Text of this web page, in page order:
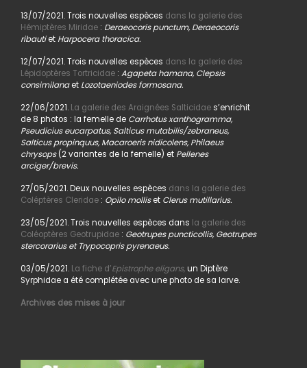
13/07/2021. Trois nouvelles espèces dans la galerie des
Hémiptères Miridae: Deraeocoris punctum, Deraeocoris
ribautiet Harpocera thoracica.
12/07/2021. Trois nouvelles espèces dans la galerie des
Lépidoptères Tortricidae: Agapeta hamana, Clepsis
consimilanaet Lozotaeniodes formosana.
22/06/2021. La galerie des Araignées Salticidaes’enrichit
de 8 photos : la femelle de Carrhotus xanthogramma,
Pseudicius eucarpatus, Salticus mutabilis/zebraneus,
Salticus propinquus, Macaroeris nidicolens, Philaeus
chrysops(2 variantes de la femelle) et Pellenes
arciger/brevis.
27/05/2021. Deux nouvelles espèces dans la galerie des
Coléptères Cleridae: Opilo molliset Clerus mutillarius.
23/05/2021. Trois nouvelles espèces dans la galerie des
Coléoptères Geotrupidae: Geotrupes puncticollis, Geotrupes
stercorarius et Trypocopris pyrenaeus.
03/05/2021. La fiche d’Epistrophe eligans,un Diptère
Syrphidae a été complétée avec une photo de sa larve.
Archives des mises à jour